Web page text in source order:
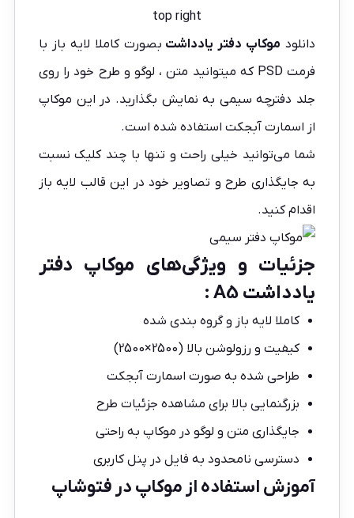
top right
دانلود موکاپ دفتر یادداشت بصورت کاملا لایه باز با
فرمت PSD که میتوانید متن ، لوگو و طرح خود را روی
جلد دفترچه سیمی به نمایش بگذارید. در این موکاپ
از اسمارت آبجکت استفاده شده است.
شما می‌توانید خیلی راحت و تنها با چند کلیک نسبت
به جایگذاری طرح و تصاویر خود در این قالب لایه باز
اقدام کنید.
جزئیات و ویژگی‌های موکاپ دفتر
یادداشت A5 :
کاملا لایه باز و گروه بندی شده
کیفیت و رزولوشن بالا (2500×2500)
طراحی شده به صورت اسمارت آبجکت
بزرگنمایی بالا برای مشاهده جزئیات طرح
جایگذاری متن و لوگو در موکاپ به راحتی
دسترسی نامحدود به فایل در پنل کاربری
آموزش استفاده از موکاپ در فتوشاپ